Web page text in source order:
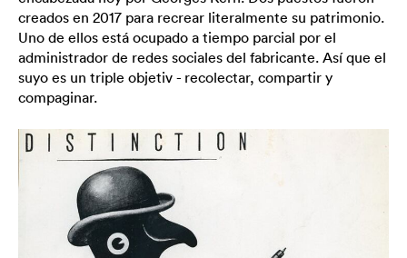
creados en 2017 para recrear literalmente su patrimonio.
Uno de ellos está ocupado a tiempo parcial por el
administrador de redes sociales del fabricante. Así que el
suyo es un triple objetiv - recolectar, compartir y
compaginar.